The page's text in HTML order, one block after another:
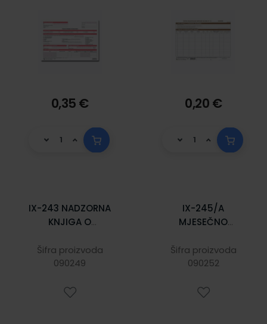
0,35 € 0,20 €
IX-243 NADZORNA
KNJIGA O
PRERAĐENIM ILI
ZAMIJENJENIM
ZLATA; Knjiga 80
Šifra proizvoda
090249
IX-245/A
MJESEČNO
OBRAČUNU I
UPLATI POREZA NA
Komplet 2 lista,
Šifra proizvoda
090252